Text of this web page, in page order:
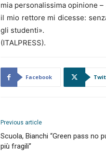
mia personalissima opinione
il mio rettore mi dicesse:
gli studenti».
(ITALPRESS).
Facebook
Previous article
Scuola, Bianchi “Green pass no
più fragili”